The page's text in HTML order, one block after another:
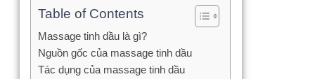
Table of Contents
Massage tinh dầu là gì?
Nguồn gốc của massage tinh dầu
Tác dụng của massage tinh dầu